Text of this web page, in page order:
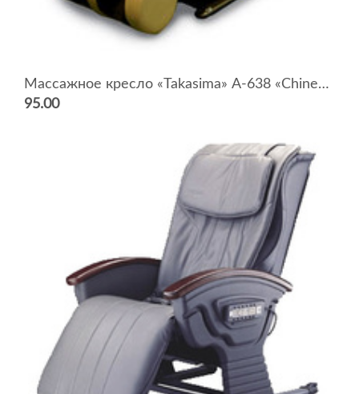
Массажное кресло «Takasima» А-638 «Chinese Kung-Fu Health Care Chair»
95.00